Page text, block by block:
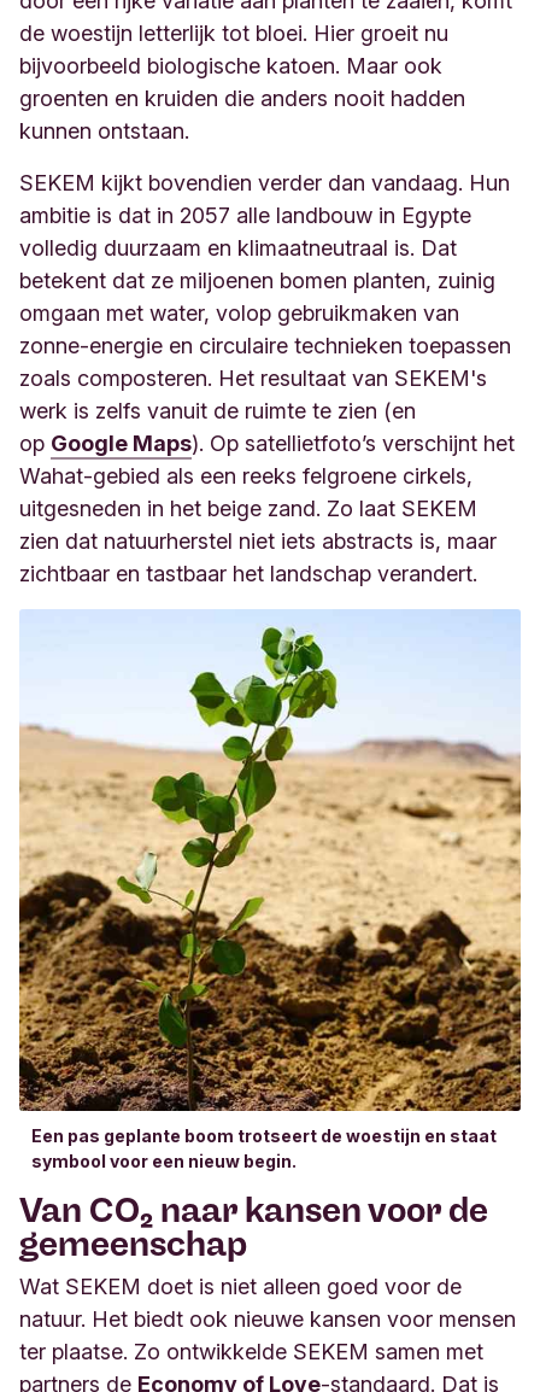
de woestijn letterlijk tot bloei. Hier groeit nu
bijvoorbeeld biologische katoen. Maar ook
groenten en kruiden die anders nooit hadden
kunnen ontstaan.
SEKEM kijkt bovendien verder dan vandaag. Hun
ambitie is dat in 2057 alle landbouw in Egypte
volledig duurzaam en klimaatneutraal is. Dat
betekent dat ze miljoenen bomen planten, zuinig
omgaan met water, volop gebruikmaken van
zonne-energie en circulaire technieken toepassen
zoals composteren. Het resultaat van SEKEM's
werk is zelfs vanuit de ruimte te zien (en
op Google Maps). Op satellietfoto’s verschijnt het
Wahat-gebied als een reeks felgroene cirkels,
uitgesneden in het beige zand. Zo laat SEKEM
zien dat natuurherstel niet iets abstracts is, maar
zichtbaar en tastbaar het landschap verandert.
Een pas geplante boom trotseert de woestijn en staat
symbool voor een nieuw begin.
Van CO₂ naar kansen voor de
gemeenschap
Wat SEKEM doet is niet alleen goed voor de
natuur. Het biedt ook nieuwe kansen voor mensen
ter plaatse. Zo ontwikkelde SEKEM samen met
partners de Economy of Love-standaard. Dat is